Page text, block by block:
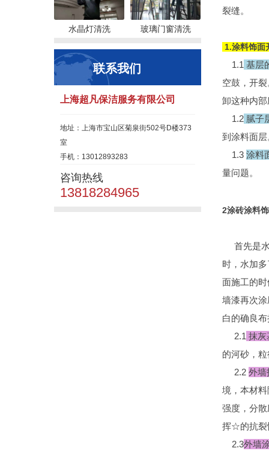
水晶灯清洗 玻璃门窗清洗
联系我们
上海超凡保洁服务有限公司
地址：上海市宝山区菊泉街502号D楼373
室
手机：13012893283
咨询热线
13818284965
裂缝。
1.涂料饰面
1.1 基层
空鼓，开
卸这种内
1.2 腻子
到涂料面层
1.3 涂料
量问题。
2涂砖涂料
首先是水
时，水加
面施工的
墙漆再次
白的确良
2.1 抹灰
的河砂，
2.2 外墙
境，本材
强度，分
挥☆的抗裂
2.3外墙